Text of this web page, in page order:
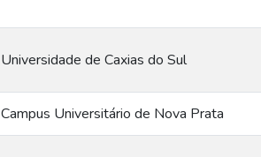
Universidade de Caxias do Sul
Campus Universitário de Nova Prata